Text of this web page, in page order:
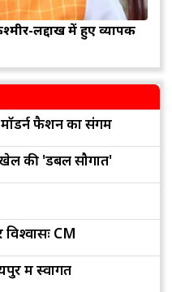
लद्दाख में हुए व्यापक
फैशन का संगम
की 'डबल सौगात'
CM
में स्वागत